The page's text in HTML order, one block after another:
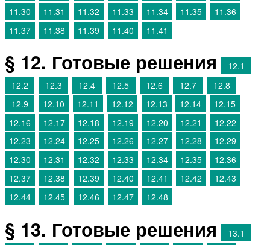
11.30
11.31 11.32 11.33 11.34 11.35
11.36
11.37
11.38 11.39 11.40 11.41
§ 12. Готовые решения
12.1
12.2
12.3 12.4 12.5 12.6 12.7
12.8
12.9
12.10 12.11 12.12 12.13 12.14
12.15
12.16
12.17 12.18 12.19 12.20 12.21
12.22
12.23
12.24 12.25 12.26 12.27 12.28
12.29
12.30
12.31 12.32 12.33 12.34 12.35
12.36
12.37
12.38 12.39 12.40 12.41 12.42
12.43
12.44
12.45 12.46 12.47 12.48
§ 13. Готовые решения
13.1